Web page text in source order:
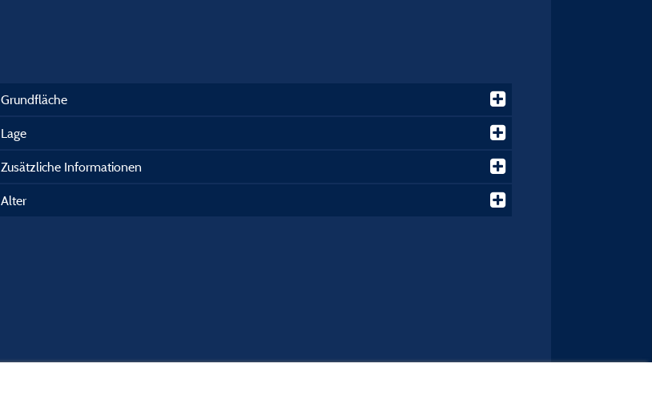
Grundfläche
Lage
Zusätzliche Informationen
Alter